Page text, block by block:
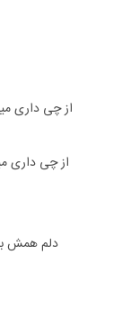
از چی داری
از چی داری
دلم همش